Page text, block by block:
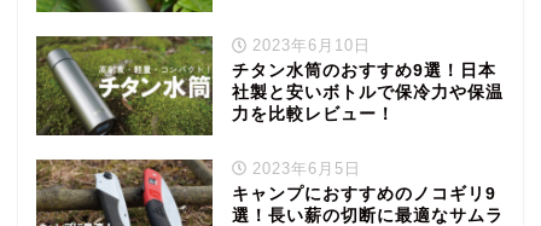
2023年6月10日
チタン水筒のおすすめ9選！日本
社製と安いボトルで保冷力や保温
力を比較レビュー！
2023年6月5日
キャンプにおすすめのノコギリ9
選！長い薪の切断に最適なサムラ